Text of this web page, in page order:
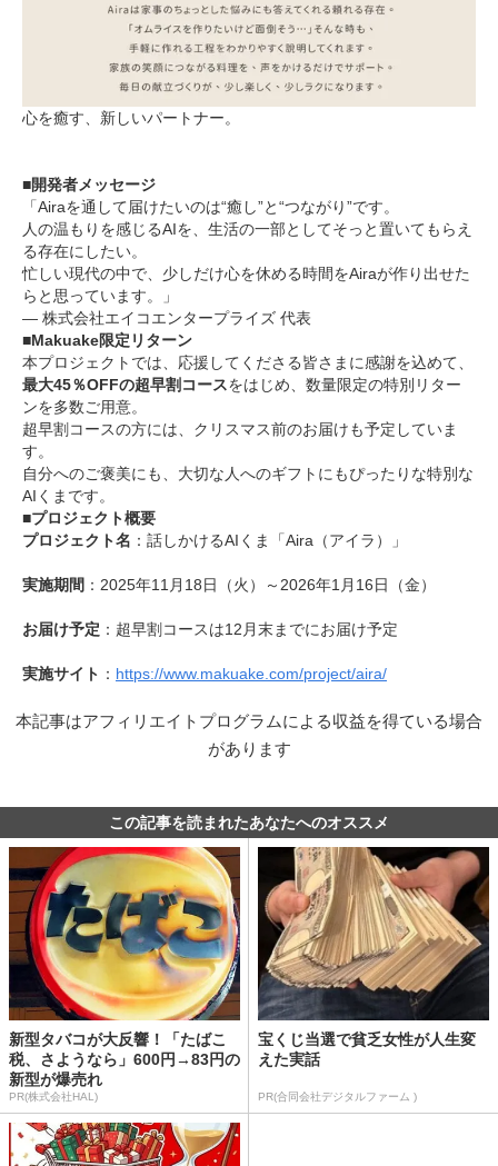
心を癒す、新しいパートナー。
■開発者メッセージ
「Airaを通して届けたいのは“癒し”と“つながり”です。
人の温もりを感じるAIを、生活の一部としてそっと置いてもらえ
る存在にしたい。
忙しい現代の中で、少しだけ心を休める時間をAiraが作り出せた
らと思っています。」
― 株式会社エイコエンタープライズ 代表
■Makuake限定リターン
本プロジェクトでは、応援してくださる皆さまに感謝を込めて、
最大45％OFFの超早割コースをはじめ、数量限定の特別リター
ンを多数ご用意。
超早割コースの方には、クリスマス前のお届けも予定していま
す。
自分へのご褒美にも、大切な人へのギフトにもぴったりな特別な
AIくまです。
■プロジェクト概要
プロジェクト名 ：話しかけるAIくま「Aira（アイラ）」
実施期間 ：2025年11月18日（火）～2026年1月16日（金）
お届け予定 ：超早割コースは12月末までにお届け予定
実施サイト ： https://www.makuake.com/project/aira/
本記事はアフィリエイトプログラムによる収益を得ている場合
があります
この記事を読まれたあなたへのオススメ
新型タバコが大反響！「たばこ
税、さようなら」600円→83円の
新型が爆売れ
PR(株式会社HAL)
宝くじ当選で貧乏女性が人生変
えた実話
PR(合同会社デジタルファーム )